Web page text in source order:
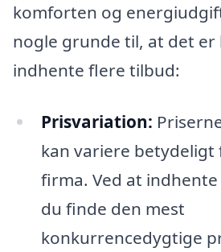
komforten og
nogle grunde til, at det er
indhente flere tilbud:
Prisvariation:
kan variere
firma. Ved at
du finde den mest
konkurrencedygtige